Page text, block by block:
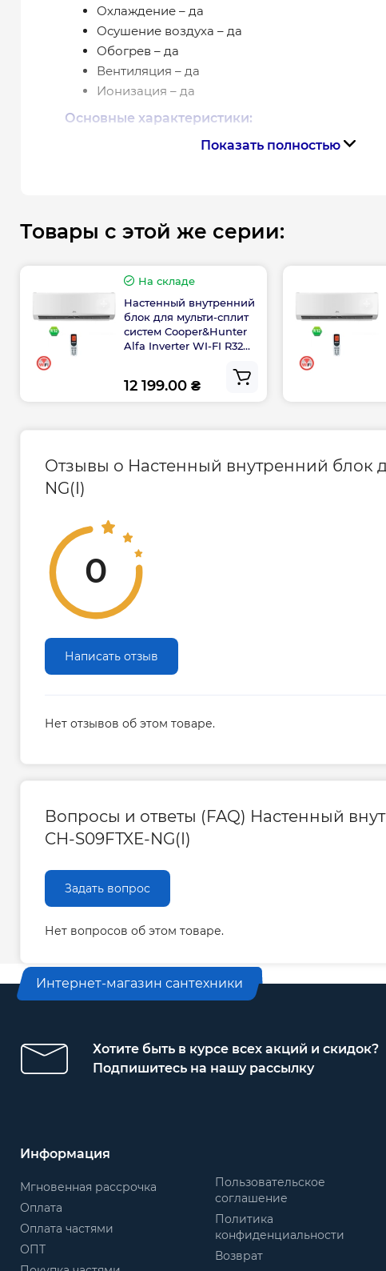
Охлаждение – да
Осушение воздуха – да
Обогрев – да
Вентиляция – да
Ионизация – да
Основные характеристики:
Тип фреона (хладагент) – R32
Производительность обогрева, кВт – 2,80
Дополнительная информация:
Диапазон наружных температур на обогрев –
Диапазон наружных температур на
Режим сна – да
Гарантия производителя на внутренний блок
сплит систем Cooper&Hunter
Гарантия 2 года
Показать полностью
Товары с этой же серии:
На складе
Настенный внутренний
блок для мульти-сплит
систем Cooper&Hunter
Alfa Inverter WI-FI R32
12 199.00 ₴
Отзывы о Настенный внутренний блок
NG(I)
0
Написать отзыв
Нет отзывов об этом товаре.
Вопросы и ответы (FAQ) Настенный
CH-S09FTXE-NG(I)
Задать вопрос
Нет вопросов об этом товаре.
Интернет-магазин сантехники
Хотите быть в курсе всех акций и скидок?
Подпишитесь на нашу рассылку
Информация
Мгновенная рассрочка
Оплата
Оплата частями
ОПТ
Пользовательское
соглашение
Политика
конфиденциальности
Возврат